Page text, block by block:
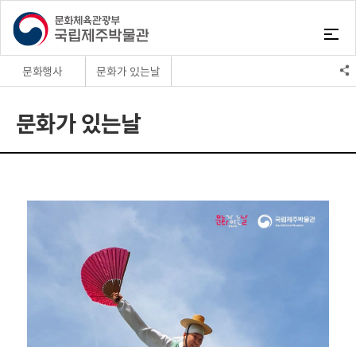
문화가 있는날
문화행사
문화행사
교육자료실
온라인배움터
문화가 있는날
설, 추석명절행사
어린이문화재그리기
문화가 있는날